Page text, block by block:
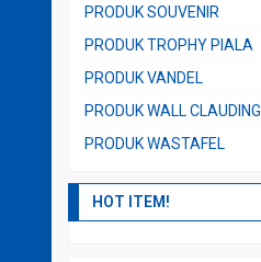
PRODUK SOUVENIR
PRODUK TROPHY PIALA
PRODUK VANDEL
PRODUK WALL CLAUDING
PRODUK WASTAFEL
HOT ITEM!